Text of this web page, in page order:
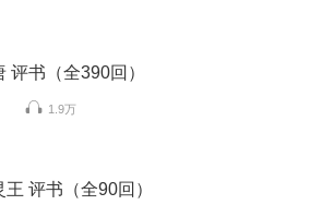
评书（全390回）
1.9万
王 评书（全90回）